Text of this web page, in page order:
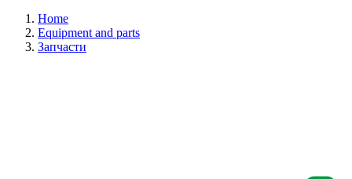
Home
Equipment and parts
Запчасти